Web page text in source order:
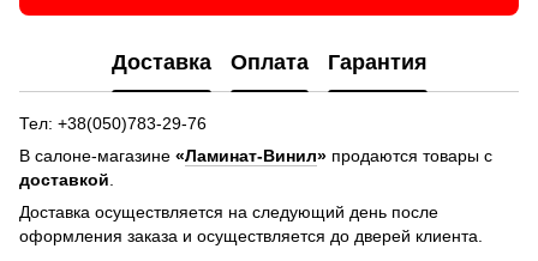
Доставка Оплата Гарантия
Тел: +38(050)783-29-76
В салоне-магазине «Ламинат-Винил» продаются товары с
доставкой
Доставка осуществляется на следующий день после
оформления заказа и осуществляется до дверей клиента.